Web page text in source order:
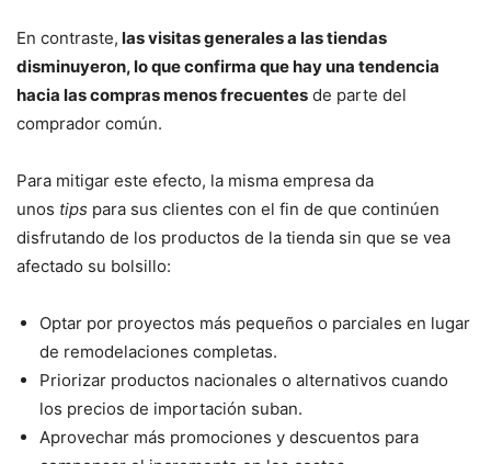
En contraste, las visitas generales a las tiendas
disminuyeron, lo que confirma que hay una tendencia
hacia las compras menos frecuentes de parte del
comprador común.
Para mitigar este efecto, la misma empresa da
unos tips para sus clientes con el fin de que continúen
disfrutando de los productos de la tienda sin que se vea
afectado su bolsillo:
Optar por proyectos más pequeños o parciales en lugar
de remodelaciones completas.
Priorizar productos nacionales o alternativos cuando
los precios de importación suban.
Aprovechar más promociones y descuentos para